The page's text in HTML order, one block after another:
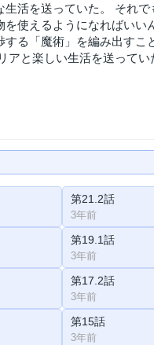
生活を送っていた。 それ
を使えるようになればい
する「魔術」を編み出すこ
アと楽しい生活を送って
第21.2話
3年前
第19.1話
3年前
第17.2話
3年前
第15話
3年前